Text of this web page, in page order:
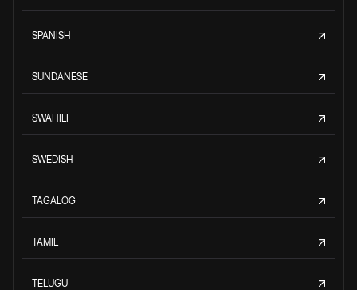
SPANISH
SUNDANESE
SWAHILI
SWEDISH
TAGALOG
TAMIL
TELUGU